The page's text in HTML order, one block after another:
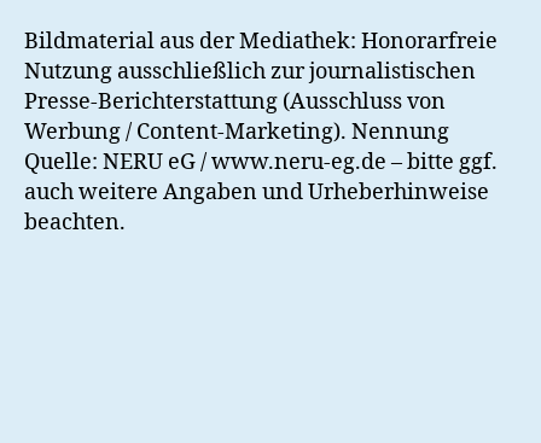
Bildmaterial aus der Mediathek: Honorarfreie
Nutzung ausschließlich zur journalistischen
Presse-Berichterstattung (Ausschluss von
Werbung / Content-Marketing). Nennung
Quelle: NERU eG / www.neru-eg.de – bitte ggf.
auch weitere Angaben und Urheberhinweise
beachten.